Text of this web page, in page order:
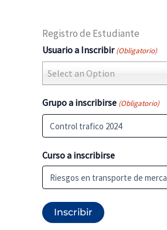
Registro de Estudiante
Usuario a Inscribir (Obligatorio)
Select an Option
Grupo a inscribirse (Obligatorio)
Curso a inscribirse